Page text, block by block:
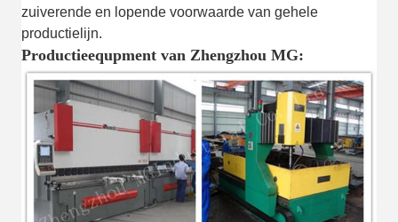
zuiverende en lopende voorwaarde van gehele
productielijn.
Productieequpment van Zhengzhou MG: